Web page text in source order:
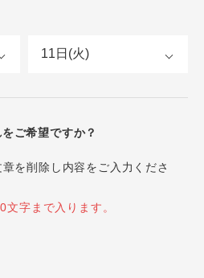
ご希望ですか？
を削除し内容をご入力くださ
字まで入ります。